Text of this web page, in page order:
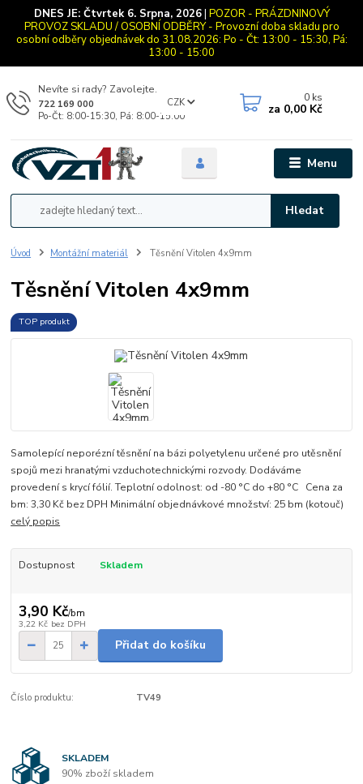
DNES JE: Čtvrtek 6. Srpna, 2026| POZOR - PRÁZDNINOVÝ
PROVOZ SKLADU / OSOBNÍ ODBĚRY - Provozní doba skladu pro
osobní odběry objednávek do 31.08.2026: Po - Čt: 13:00 - 15:30, Pá:
13:00 - 15:00
Menu
CZK
Hledat
Nevíte si rady? Zavolejte.
722 169 000
Po-Čt: 8:00-15:30, Pá: 8:00-15:00
0 ks
za 0,00 Kč
Úvod Montážní materiál Těsnění Vitolen 4x9mm
Těsnění Vitolen 4x9mm
TOP produkt
Samolepící neporézní těsnění na bázi polyetylenu určené pro utěsnění
spojů mezi hranatými vzduchotechnickými rozvody. Dodáváme
provedení s krycí fólií. Teplotní odolnost: od -80 °C do +80 °C Cena za
bm: 3,30 Kč bez DPH Minimální objednávkové množství: 25 bm (kotouč)
celý popis
Dostupnost Skladem
3,90 Kč/bm
3,22 Kč bez DPH
Přidat do košíku
Číslo produktu: TV49
SKLADEM
90% zboží skladem